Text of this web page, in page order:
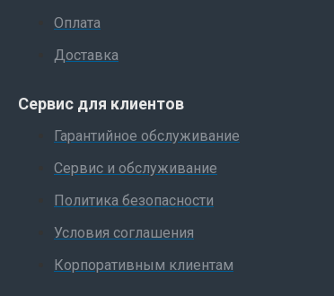
Оплата
Доставка
Сервис для клиентов
Гарантийное обслуживание
Сервис и обслуживание
Политика безопасности
Условия соглашения
Корпоративным клиентам